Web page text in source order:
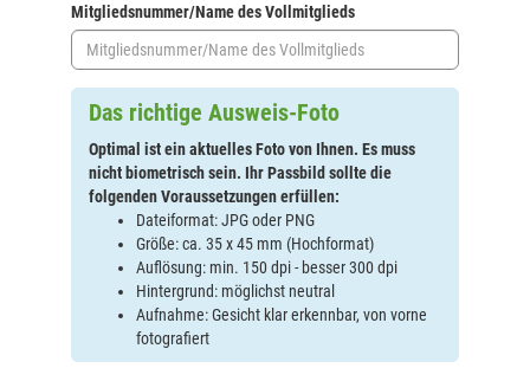
Mitgliedsnummer/Name des Vollmitglieds
Das richtige Ausweis-Foto
Optimal ist ein aktuelles Foto von Ihnen. Es muss
nicht biometrisch sein. Ihr Passbild sollte die
folgenden Voraussetzungen erfüllen:
Dateiformat: JPG oder PNG
Größe: ca. 35 x 45 mm (Hochformat)
Auflösung: min. 150 dpi - besser 300 dpi
Hintergrund: möglichst neutral
Aufnahme: Gesicht klar erkennbar, von vorne
fotografiert